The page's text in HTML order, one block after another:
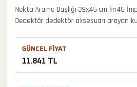
Nokta Arama Başlığı 39x45 cm İm45
Dedektör dedektör aksesuarı arayan
model, bağlantı tipi, saha dayanımı ve
kargo ve mağazadan teslimat
teslimat desteği hızlıca alınabilir.
GÜNCEL FIYAT
11.841 TL